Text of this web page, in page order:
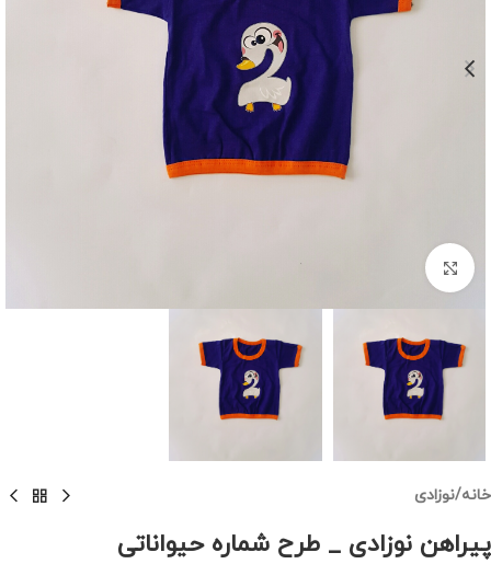
برای بزرگنمایی کلیک کنید
خانه/نوزادی
پیراهن نوزادی _ طرح شماره حیواناتی